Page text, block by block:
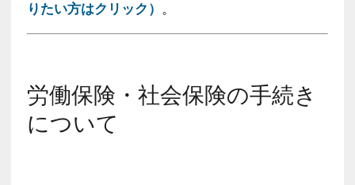
りたい方はクリック） 。
労働保険・社会保険の手続き
について